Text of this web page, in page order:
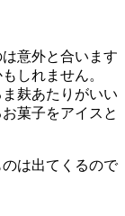
意外と合います
しれません。
麸あたりがいい
菓子をアイスと
は出てくるので